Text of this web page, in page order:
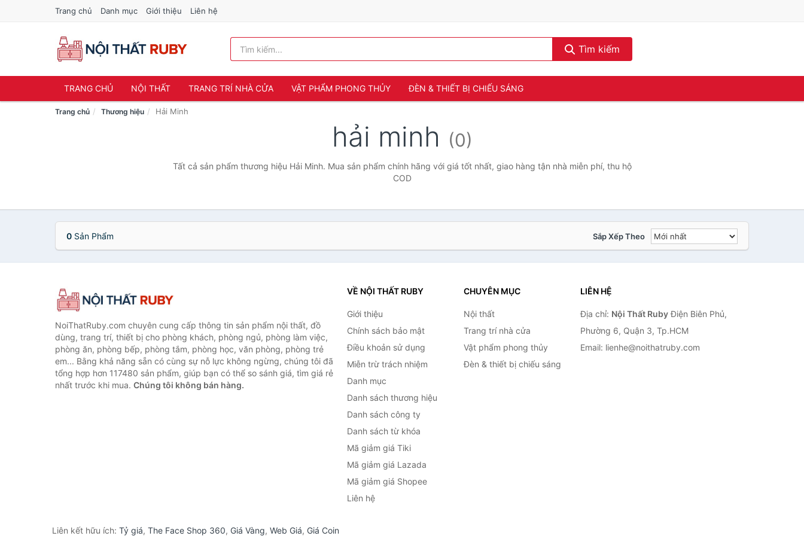
Trang chủ Danh mục Giới thiệu Liên hệ
Tìm kiếm
TRANG CHỦ NỘI THẤT TRANG TRÍ NHÀ CỬA VẬT PHẨM PHONG THỦY ĐÈN & THIẾT BỊ CHIẾU SÁNG
Trang chủ Thương hiệu Hải Minh
hải minh (0)
Tất cả sản phẩm thương hiệu Hải Minh. Mua sản phẩm chính hãng với giá tốt nhất, giao hàng tận nhà miễn phí, thu hộ
COD
0 Sản Phẩm Sắp Xếp Theo
NoiThatRuby.com chuyên cung cấp thông tin sản phẩm nội thất, đồ
dùng, trang trí, thiết bị cho phòng khách, phòng ngủ, phòng làm việc,
phòng ăn, phòng bếp, phòng tắm, phòng học, văn phòng, phòng trẻ
em... Bằng khả năng sẵn có cùng sự nỗ lực không ngừng, chúng tôi đã
tổng hợp hơn 117480 sản phẩm, giúp bạn có thể so sánh giá, tìm giá rẻ
nhất trước khi mua. Chúng tôi không bán hàng.
VỀ NỘI THẤT RUBY
Giới thiệu
Chính sách bảo mật
Điều khoản sử dụng
Miễn trừ trách nhiệm
Danh mục
Danh sách thương hiệu
Danh sách công ty
Danh sách từ khóa
Mã giảm giá Tiki
Mã giảm giá Lazada
Mã giảm giá Shopee
Liên hệ
CHUYÊN MỤC
Nội thất
Trang trí nhà cửa
Vật phẩm phong thủy
Đèn & thiết bị chiếu sáng
LIÊN HỆ
Địa chỉ: Nội Thất RubyĐiện Biên Phủ,
Phường 6, Quận 3, Tp.HCM
Email: lienhe@noithatruby.com
Liên kết hữu ích: Tỷ giá, The Face Shop 360, Giá Vàng, Web Giá, Giá Coin